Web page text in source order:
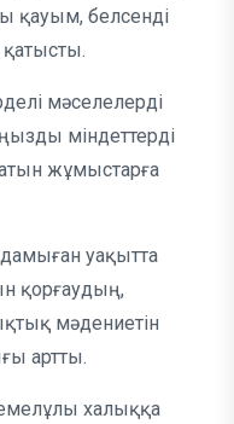
қауым, белсенді
мәселелерді
міндеттерді
жұмыстарға
уақытта
қорғаудың,
мәдениетін
артты.
халыққа